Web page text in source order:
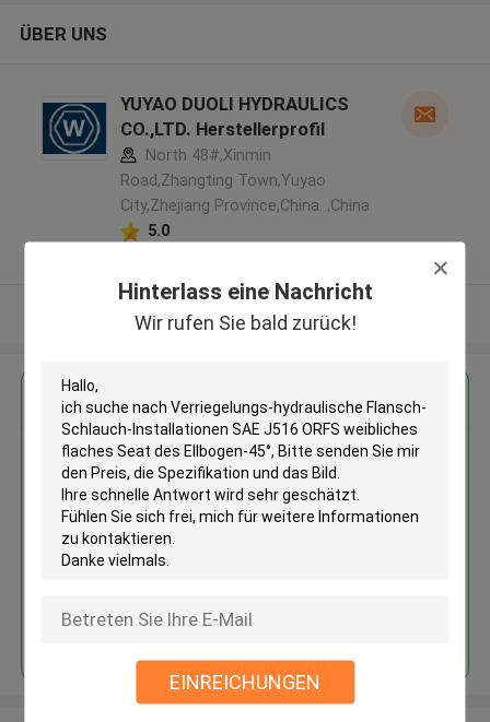
Hinterlass eine Nachricht
Wir rufen Sie bald zurück!
EINREICHUNGEN
ÜBER UNS
YUYAO DUOLI HYDRAULICS
CO.,LTD. Herstellerprofil
North 48#,Xinmin
Road,Zhangting Town,Yuyao
City,Zhejiang Province,China. ,China
5.0
Sehen Sie mehr an
Erhalten Sie den besten Preis für
Verriegelungs-hydraulische
Flansch-Schlauch-Installationen
SAE J516 ORFS weibliches
Fortsetzen